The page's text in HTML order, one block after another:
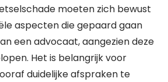
moeten zich bewust
aspecten die gepaard gaan
een advocaat, aangezien deze
Het is belangrijk voor
duidelijke afspraken te